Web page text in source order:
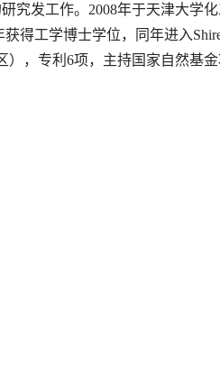
究发工作。2008年于天津大学
获得工学博士学位，同年进入
），专利6项，主持国家自然基